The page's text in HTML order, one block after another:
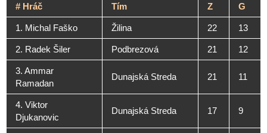
# Hráč Tím Z G
1. Michal Faško Žilina 22 13
2. Radek Šiler Podbrezová 21 12
3. Ammar
Ramadan
Dunajská Streda 21 11
4. Viktor
Djukanovic
Dunajská Streda 17 9